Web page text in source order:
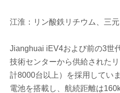
江淮：リン酸鉄リチウム、三
Jianghuai iEV4および前の3世
技術センターから供給された
計8000台以上）を採用してい
電池を搭載し、航続距離は